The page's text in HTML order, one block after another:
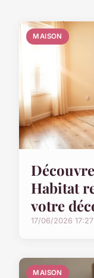
MAISON
Habitat
votre
17/06/2026 17:27
MAISON